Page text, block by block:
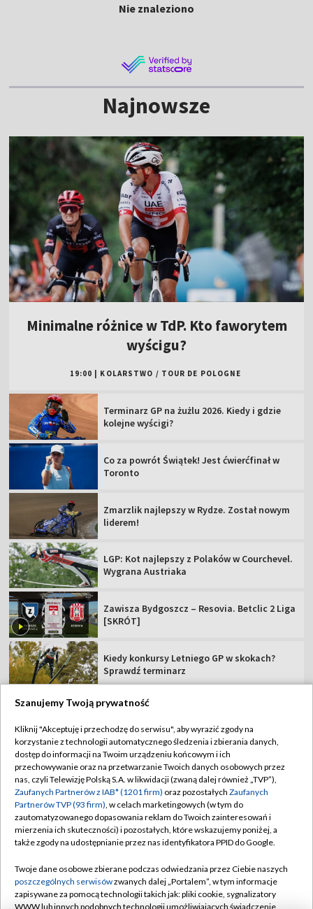
Nie znaleziono
Najnowsze
Minimalne różnice w TdP. Kto faworytem
wyścigu?
19:00 KOLARSTWO / TOUR DE POLOGNE
Terminarz GP na żużlu 2026. Kiedy i gdzie
kolejne wyścigi?
Co za powrót Świątek! Jest ćwierćfinał w
Toronto
Zmarzlik najlepszy w Rydze. Został nowym
liderem!
LGP: Kot najlepszy z Polaków w Courchevel.
Wygrana Austriaka
Zawisza Bydgoszcz – Resovia. Betclic 2 Liga
[SKRÓT]
Kiedy konkursy Letniego GP w skokach?
Sprawdź terminarz
TVP
Abonament TVP
Sklep TVP
Biuro Reklamy
Oferta Handlowa
Emisja w TVP
Rada Programowa
Regulamin TVP
Polityka prywatności
Moje zgody
Biuro reklamy
Kanały
Szanujemy Twoją prywatność
Kliknij "Akceptuję i przechodzę do serwisu", aby wyrazić zgody na
korzystanie z technologii automatycznego śledzenia i zbierania danych,
dostęp do informacji na Twoim urządzeniu końcowym i ich
przechowywanie oraz na przetwarzanie Twoich danych osobowych przez
nas, czyli Telewizję Polską S.A. w likwidacji (zwaną dalej również „TVP”),
Zaufanych Partnerów z IAB* (1201 firm) oraz pozostałych Zaufanych
Partnerów TVP (93 firm), w celach marketingowych (w tym do
zautomatyzowanego dopasowania reklam do Twoich zainteresowań i
mierzenia ich skuteczności) i pozostałych, które wskazujemy poniżej, a
także zgody na udostępnianie przez nas identyfikatora PPID do Google.
Twoje dane osobowe zbierane podczas odwiedzania przez Ciebie naszych
poszczególnych serwisówzwanych dalej „Portalem”, w tym informacje
zapisywane za pomocą technologii takich jak: pliki cookie, sygnalizatory
WWW lub innych podobnych technologii umożliwiających świadczenie